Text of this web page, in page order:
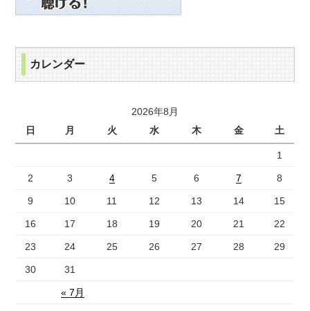
カレンダー
2026年8月
日
月 火 水 木 金 土
« 7月
1
2 3 4 5 6 7 8
9 10 11 12 13 14 15
16 17 18 19 20 21 22
23 24 25 26 27 28 29
30 31